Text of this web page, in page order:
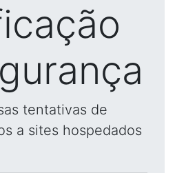
tentativas de
a sites hospedados